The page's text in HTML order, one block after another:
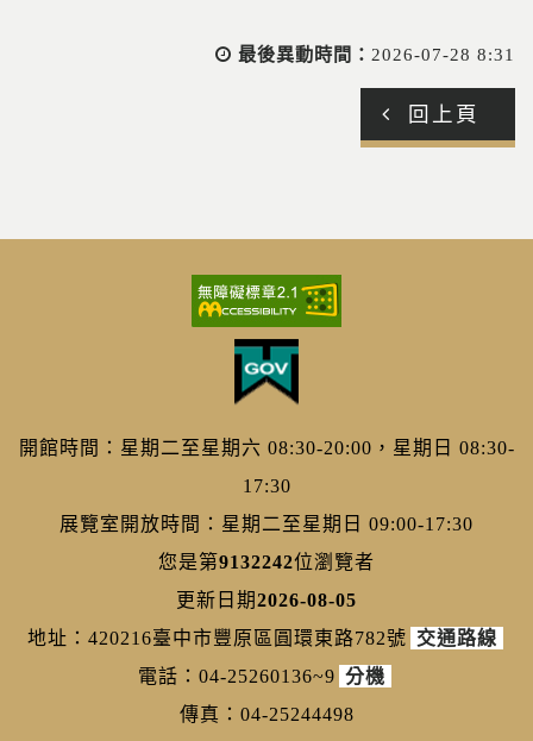
最後異動時間： 2026-07-28 8:31
回上頁
開館時間：星期二至星期六 08:30-20:00，星期日 08:30-
17:30
展覽室開放時間：星期二至星期日 09:00-17:30
您是第9132242位瀏覽者
更新日期2026-08-05
地址：420216臺中市豐原區圓環東路782號 交通路線
電話：04-25260136~9 分機
傳真：04-25244498